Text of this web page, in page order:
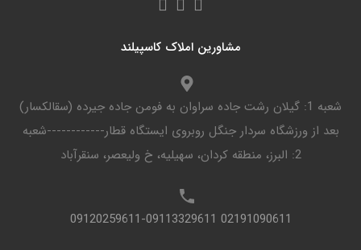
مشاورین املاک کاسپیلند
شعبه 1: گیلان رشت جاده سراوان به فومن جاده جیرده (سقالکسار)
بعد از ورزشگاه سردار جنگل روبروی ایستگاه قطار------------شعبه
2: البرز، منطقه کردان، سهیلیه، خ ولیعصر، سنقرآباد
02191090611 09120259611-09113329611